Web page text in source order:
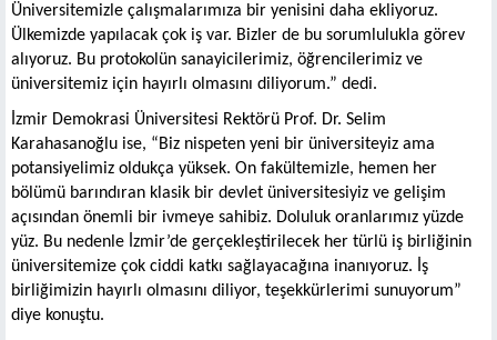
Üniversitemizle çalışmalarımıza bir yenisini daha ekliyoruz.
Ülkemizde yapılacak çok iş var. Bizler de bu sorumlulukla görev
alıyoruz. Bu protokolün sanayicilerimiz, öğrencilerimiz ve
üniversitemiz için hayırlı olmasını diliyorum.” dedi.
İzmir Demokrasi Üniversitesi Rektörü Prof. Dr. Selim
Karahasanoğlu ise, “Biz nispeten yeni bir üniversiteyiz ama
potansiyelimiz oldukça yüksek. On fakültemizle, hemen her
bölümü barındıran klasik bir devlet üniversitesiyiz ve gelişim
açısından önemli bir ivmeye sahibiz. Doluluk oranlarımız yüzde
yüz. Bu nedenle İzmir’de gerçekleştirilecek her türlü iş birliğinin
üniversitemize çok ciddi katkı sağlayacağına inanıyoruz. İş
birliğimizin hayırlı olmasını diliyor, teşekkürlerimi sunuyorum”
diye konuştu.